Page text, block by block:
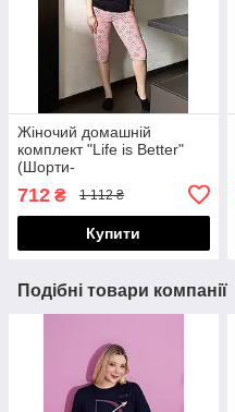
Жіночий домашній
комплект "Life is Better"
(Шорти-
712 ₴ 1 112 ₴
Купити
Подібні товари компанії